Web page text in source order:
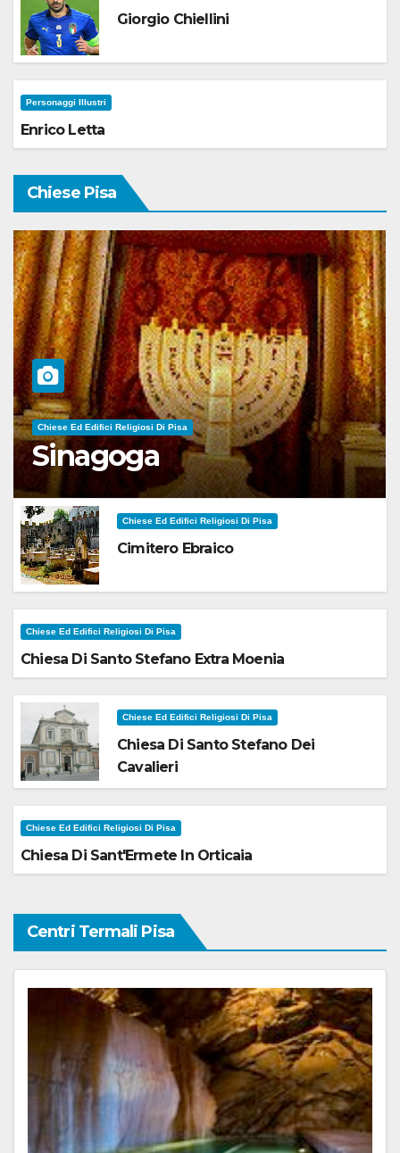
Giorgio Chiellini
Personaggi Illustri
Enrico Letta
Chiese Pisa
Chiese Ed Edifici Religiosi Di Pisa
Sinagoga
Chiese Ed Edifici Religiosi Di Pisa
Cimitero Ebraico
Chiese Ed Edifici Religiosi Di Pisa
Chiesa Di Santo Stefano Extra Moenia
Chiese Ed Edifici Religiosi Di Pisa
Chiesa Di Santo Stefano Dei
Cavalieri
Chiese Ed Edifici Religiosi Di Pisa
Chiesa Di Sant'Ermete In Orticaia
Centri Termali Pisa